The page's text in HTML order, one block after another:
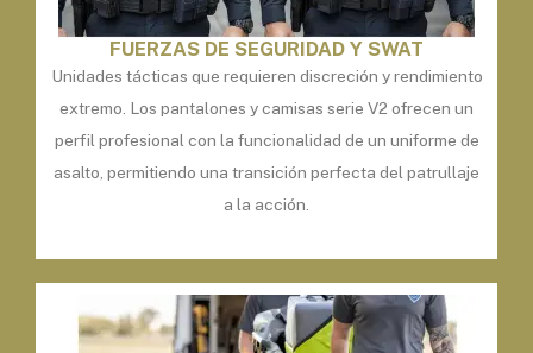
FUERZAS DE SEGURIDAD Y SWAT
Unidades tácticas que requieren discreción y rendimiento
extremo. Los pantalones y camisas serie V2 ofrecen un
perfil profesional con la funcionalidad de un uniforme de
asalto, permitiendo una transición perfecta del patrullaje
a la acción.